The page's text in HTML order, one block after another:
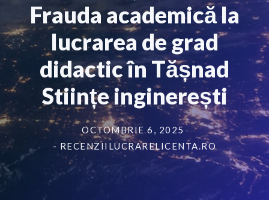
Frauda academică la
lucrarea de grad
didactic în Tășnad
Stiințe inginerești
OCTOMBRIE 6, 2025
- RECENZIILUCRARELICENTA.RO